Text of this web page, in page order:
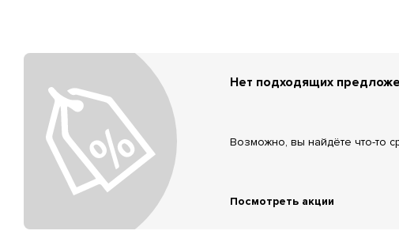
Нет подходящих
Возможно, вы найдёте что-то
Посмотреть акции